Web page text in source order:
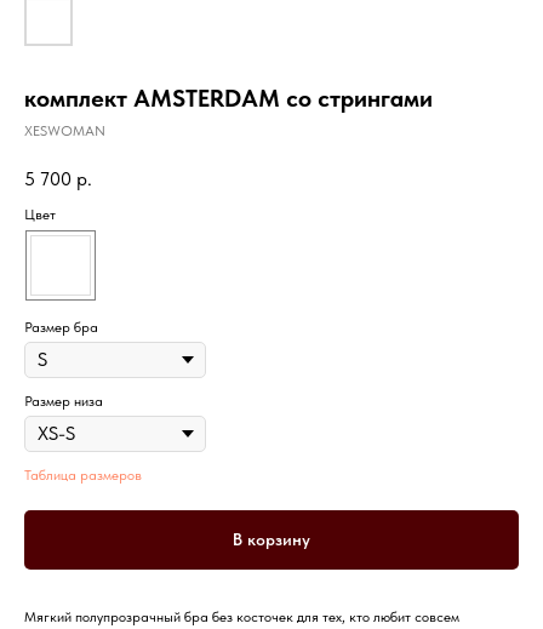
комплект AMSTERDAM со стрингами
XESWOMAN
5 700 р.
Цвет
Размер бра
Размер низа
Таблица размеров
В корзину
Мягкий полупрозрачный бра без косточек для тех, кто любит совсем